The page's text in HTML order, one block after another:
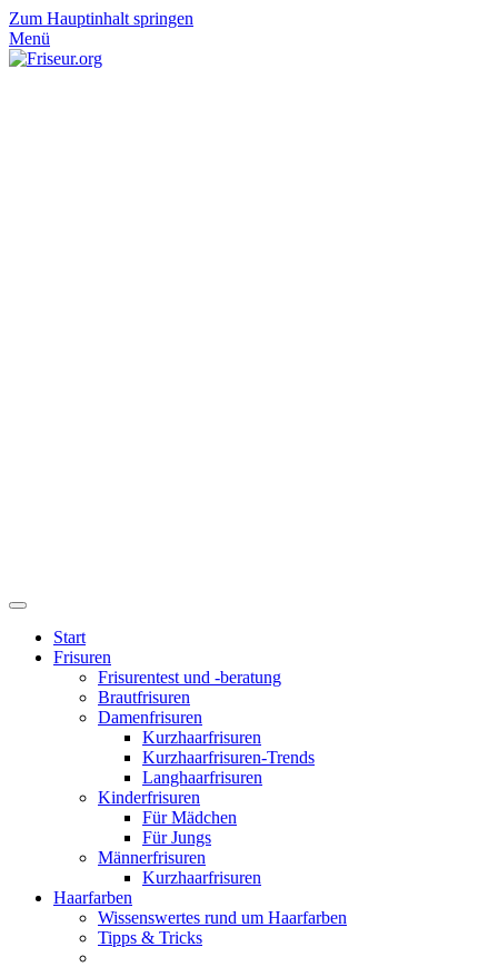
Zum Hauptinhalt springen
Menü
Start
Frisuren
Frisurentest und -beratung
Brautfrisuren
Damenfrisuren
Kurzhaarfrisuren
Kurzhaarfrisuren-Trends
Langhaarfrisuren
Kinderfrisuren
Für Mädchen
Für Jungs
Männerfrisuren
Kurzhaarfrisuren
Haarfarben
Wissenswertes rund um Haarfarben
Tipps & Tricks